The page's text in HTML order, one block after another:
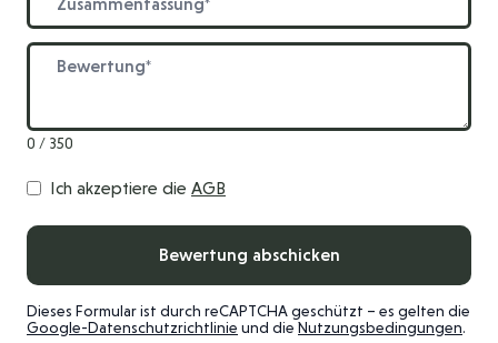
Bewertung
0 / 350
Ich akzeptiere die AGB
Bewertung abschicken
Dieses Formular ist durch reCAPTCHA geschützt – es gelten die
Google-Datenschutzrichtlinie und die Nutzungsbedingungen.